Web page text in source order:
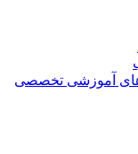
آموزشی تخصصی